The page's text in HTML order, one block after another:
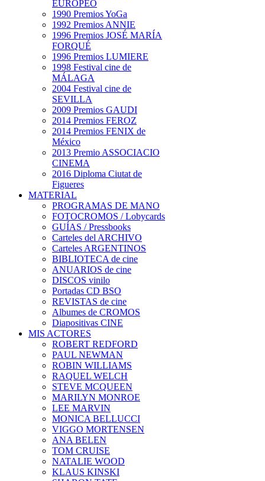
EUROPEO
1990 Premios YoGa
1992 Premios ANNIE
1996 Premios JOSÉ MARÍA
FORQUÉ
1996 Premios LUMIERE
1998 Festival cine de
MÁLAGA
2004 Festival cine de
SEVILLA
2009 Premios GAUDI
2014 Premios FEROZ
2014 Premios FENIX de
México
2013 Premio ASSOCIACIO
CINEMA
2016 Diploma Ciutat de
Figueres
MATERIAL
PROGRAMAS DE MANO
FOTOCROMOS / Lobycards
GUÍAS / Pressbooks
Carteles del ARCHIVO
Carteles ARGENTINOS
BIBLIOTECA de cine
ANUARIOS de cine
DISCOS vinilo
Portadas CD BSO
REVISTAS de cine
Albumes de CROMOS
Diapositivas CINE
MIS ACTORES
ROBERT REDFORD
PAUL NEWMAN
ROBIN WILLIAMS
RAQUEL WELCH
STEVE MCQUEEN
MARILYN MONROE
LEE MARVIN
MONICA BELLUCCI
VIGGO MORTENSEN
ANA BELEN
TOM CRUISE
NATALIE WOOD
KLAUS KINSKI